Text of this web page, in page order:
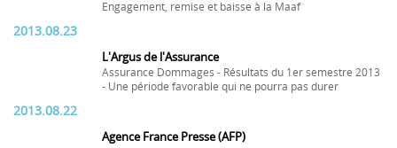
Engagement, remise et baisse à la Maaf
2013.08.23
L'Argus de l'Assurance
Assurance Dommages - Résultats du 1er semestre 2013
- Une période favorable qui ne pourra pas durer
2013.08.22
Agence France Presse (AFP)